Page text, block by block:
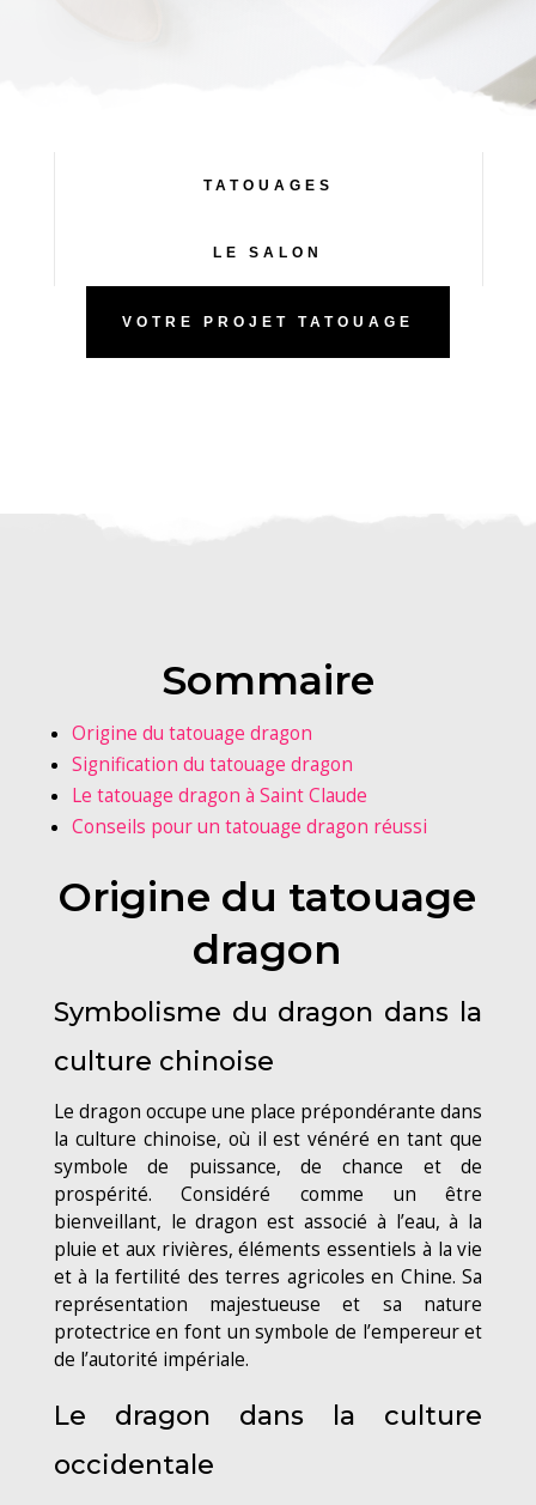
TATOUAGES
LE SALON
VOTRE PROJET TATOUAGE
Sommaire
Origine du tatouage dragon
Signification du tatouage dragon
Le tatouage dragon à Saint Claude
Conseils pour un tatouage dragon réussi
Origine du tatouage
dragon
Symbolisme du dragon dans la
culture chinoise
Le dragon occupe une place prépondérante dans
la culture chinoise, où il est vénéré en tant que
symbole de puissance, de chance et de
prospérité. Considéré comme un être
bienveillant, le dragon est associé à l’eau, à la
pluie et aux rivières, éléments essentiels à la vie
et à la fertilité des terres agricoles en Chine. Sa
représentation majestueuse et sa nature
protectrice en font un symbole de l’empereur et
de l’autorité impériale.
Le dragon dans la culture
occidentale